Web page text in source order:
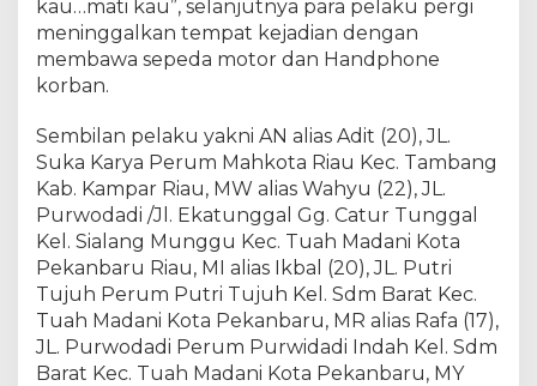
m
P
o
e
k
T
a
p
a
n
P
o
kau…mati kau”, selanjutnya para pelaku pergi
meninggalkan tempat kejadian dengan
membawa sepeda motor dan Handphone
korban.
Sembilan pelaku yakni AN alias Adit (20), JL.
Suka Karya Perum Mahkota Riau Kec. Tambang
Kab. Kampar Riau, MW alias Wahyu (22), JL.
Purwodadi /Jl. Ekatunggal Gg. Catur Tunggal
Kel. Sialang Munggu Kec. Tuah Madani Kota
Pekanbaru Riau, MI alias Ikbal (20), JL. Putri
Tujuh Perum Putri Tujuh Kel. Sdm Barat Kec.
Tuah Madani Kota Pekanbaru, MR alias Rafa (17),
JL. Purwodadi Perum Purwidadi Indah Kel. Sdm
Barat Kec. Tuah Madani Kota Pekanbaru, MY